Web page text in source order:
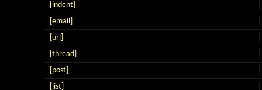
[indent]
[email]
[url]
[thread]
[post]
[list]